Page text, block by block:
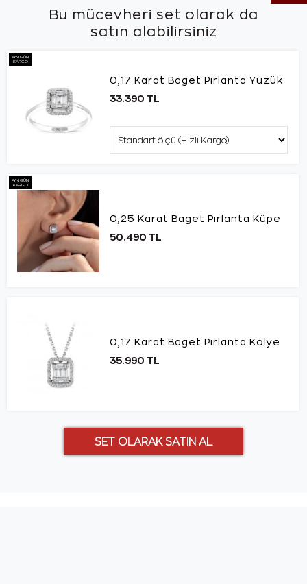
Bu mücevheri set olarak da
satın alabilirsiniz
AYNI GÜN
KARGO
0,17 Karat Baget Pırlanta Yüzük
33.390 TL
AYNI GÜN
KARGO
0,25 Karat Baget Pırlanta Küpe
50.490 TL
0,17 Karat Baget Pırlanta Kolye
35.990 TL